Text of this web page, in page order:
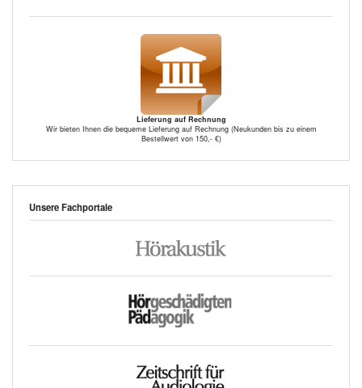
Lieferung auf Rechnung
Wir bieten Ihnen die bequeme Lieferung auf Rechnung (Neukunden bis zu einem
Bestellwert von 150,- €)
Unsere Fachportale